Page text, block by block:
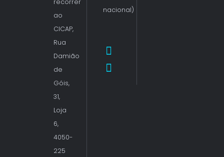
recorrer
ao
CICAP,
Rua
Damião
de
Góis,
31,
Loja
6,
4050-
225
nacional)